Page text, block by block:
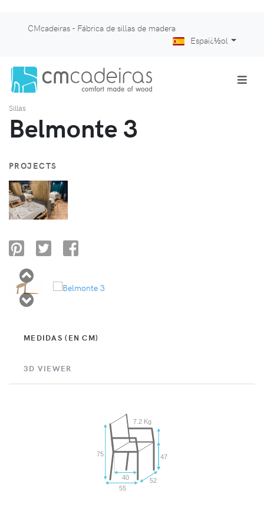
CMcadeiras - Fábrica de sillas de madera
Espaï¿½ol
Sillas
Belmonte 3
PROJECTS
MEDIDAS (EN CM)
3D VIEWER
75
40
55
52
47
7.2 Kg